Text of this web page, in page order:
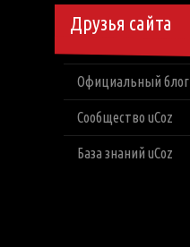
Друзья сайта
Официальный блог
Сообщество uCoz
База знаний uCoz